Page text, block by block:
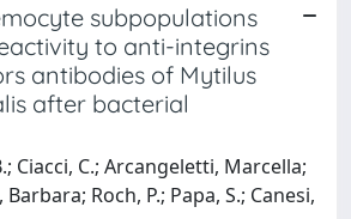
subpopulations
to anti-integrins
antibodies of Mytilus
after bacterial
Ciacci, C.; Arcangeletti, Marcella;
Roch, P.; Papa, S.; Canesi,